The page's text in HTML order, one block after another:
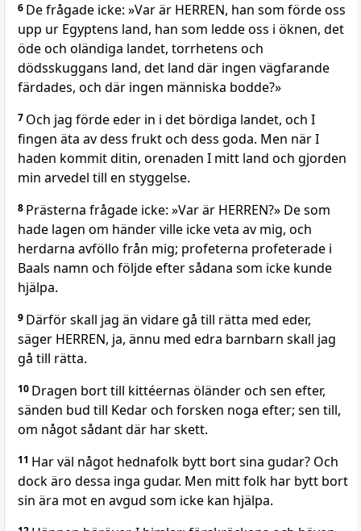
6 De frågade icke: »Var är HERREN, han som förde oss
upp ur Egyptens land, han som ledde oss i öknen, det
öde och oländiga landet, torrhetens och
dödsskuggans land, det land där ingen vägfarande
färdades, och där ingen människa bodde?»
7 Och jag förde eder in i det bördiga landet, och I
fingen äta av dess frukt och dess goda. Men när I
haden kommit ditin, orenaden I mitt land och gjorden
min arvedel till en styggelse.
8 Prästerna frågade icke: »Var är HERREN?» De som
hade lagen om händer ville icke veta av mig, och
herdarna avföllo från mig; profeterna profeterade i
Baals namn och följde efter sådana som icke kunde
hjälpa.
9 Därför skall jag än vidare gå till rätta med eder,
säger HERREN, ja, ännu med edra barnbarn skall jag
gå till rätta.
10 Dragen bort till kittéernas öländer och sen efter,
sänden bud till Kedar och forsken noga efter; sen till,
om något sådant där har skett.
11 Har väl något hednafolk bytt bort sina gudar? Och
dock äro dessa inga gudar. Men mitt folk har bytt bort
sin ära mot en avgud som icke kan hjälpa.